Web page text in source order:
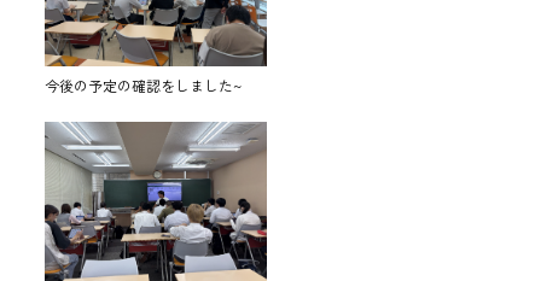
今後の予定の確認をしました~